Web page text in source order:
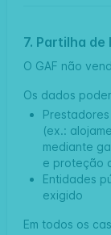
7. Partilha de
O GAF não
Os dados
(ex.:
mediante
e proteção
Entidades
exigido
Em todos os